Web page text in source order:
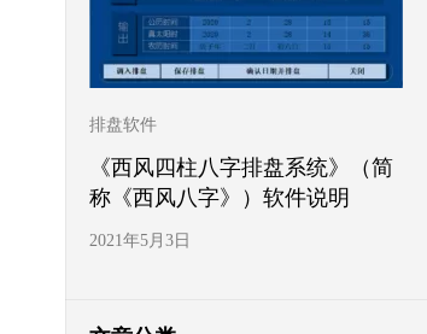
排盘软件
《西风四柱八字排盘系统》（简
称《西风八字》）软件说明
2021年5月3日